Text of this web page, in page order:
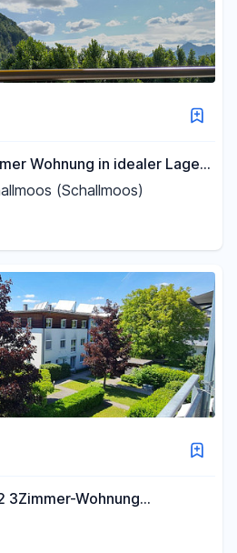
Wohnung in idealer Lage
(Schallmoos)
3Zimmer-Wohnung